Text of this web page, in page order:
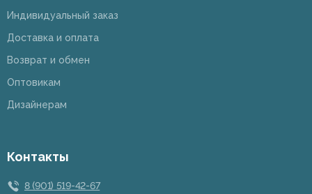
Индивидуальный заказ
Доставка и оплата
Возврат и обмен
Оптовикам
Дизайнерам
Контакты
8 (901) 519-42-67